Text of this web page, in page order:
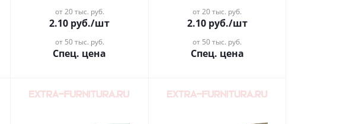
от 20 тыс. руб.
2.10 руб./шт
от 50 тыс. руб.
Спец. цена
от 20 тыс. руб.
2.10руб./шт
от 50 тыс. руб.
Спец. цена